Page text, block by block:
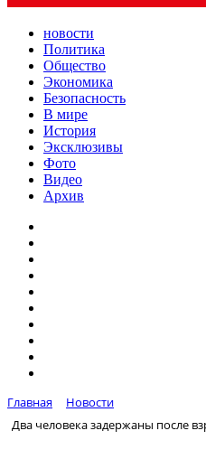
новости
Политика
Общество
Экономика
Безопасность
В мире
История
Эксклюзивы
Фото
Видео
Архив
Главная
Новости
Два человека задержаны после